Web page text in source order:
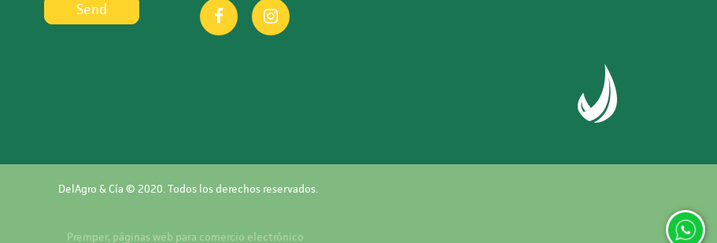
Send
DelAgro & Cía © 2020. Todos los derechos reservados.
Premper, páginas web para comercio electrónico